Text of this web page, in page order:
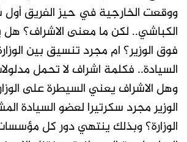
ووقعت الخارجية في حيز الفريق
الكباشي.. لكن ما معنى الاشراف؟
فوق الوزير؟ ام مجرد تنسيق بين
السيادة.. فكلمة اشراف لا تحمل
وهل الاشراف يعني السيطرة على
الوزير مجرد سكرتيرا لعضو السيادة
الوزارة؟ وبذلك ينتهي دور كل